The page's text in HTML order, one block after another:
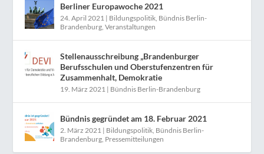
Berliner Europawoche 2021
24. April 2021 | Bildungspolitik Bündnis Berlin-
Brandenburg ,Veranstaltungen
Stellenausschreibung „Brandenburger
Berufsschulen und Oberstufenzentren für
Zusammenhalt, Demokratie
19. März 2021 | Bündnis Berlin-Brandenburg
Bündnis gegründet am 18. Februar 2021
2. März 2021 | Bildungspolitik Bündnis Berlin-
Brandenburg Pressemitteilungen